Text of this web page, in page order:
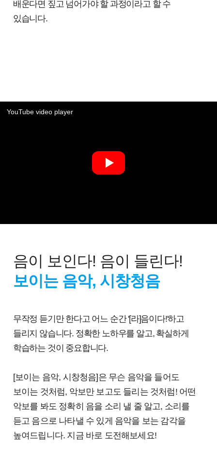
배운다면 짚고 넘어가야 할 과정이라고 할 수
있습니다.
YouTube video player
음이 보인다! 음이 들린다!
보이는 음악, 시창청음
무작정 듣기만 한다고 어느 순간 '[라]음이다!'하고
들리지 않습니다. 정확한 노하우를 알고, 확실하게
학습하는 것이 중요합니다.
[보이는 음악, 시창청음]은 무슨 음악을 들어도
보이는 것처럼, 악보만 보고도 들리는 것처럼! 어떤
악보를 봐도 정확히 음을 소리 낼 줄 알고, 소리를
듣고 음으로 나타낼 수 있게 음악을 보는 감각을
높여드립니다. 지금 바로 도전해보세요!